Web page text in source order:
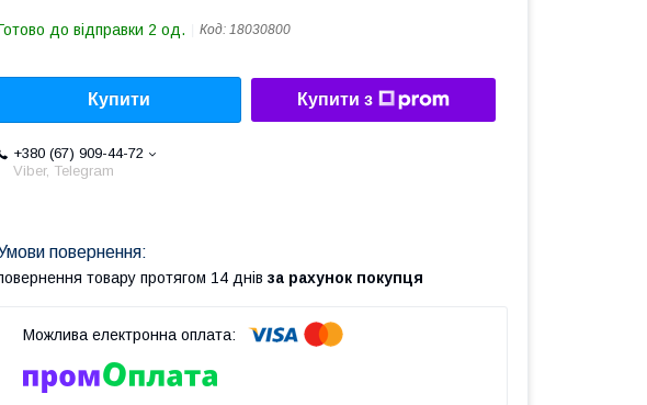
до відправки 2 од. Код: 18030800
Купити Купити з
+380 (67) 909-44-72
Viber, Telegram
товару протягом 14 днів за рахунок покупця